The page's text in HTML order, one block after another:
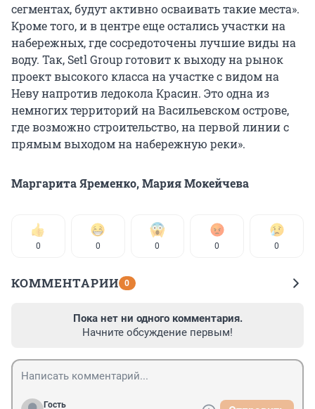
сегментах, будут активно осваивать такие места».
Кроме того, и в центре еще остались участки на
набережных, где сосредоточены лучшие виды на
воду. Так, Setl Group готовит к выходу на рынок
проект высокого класса на участке с видом на
Неву напротив ледокола Красин. Это одна из
немногих территорий на Васильевском острове,
где возможно строительство, на первой линии с
прямым выходом на набережную реки».
Маргарита Яременко, Мария Мокейчева
0 0 0 0 0
КОММЕНТАРИИ 0
Пока нет ни одного комментария.
Начните обсуждение первым!
Гость